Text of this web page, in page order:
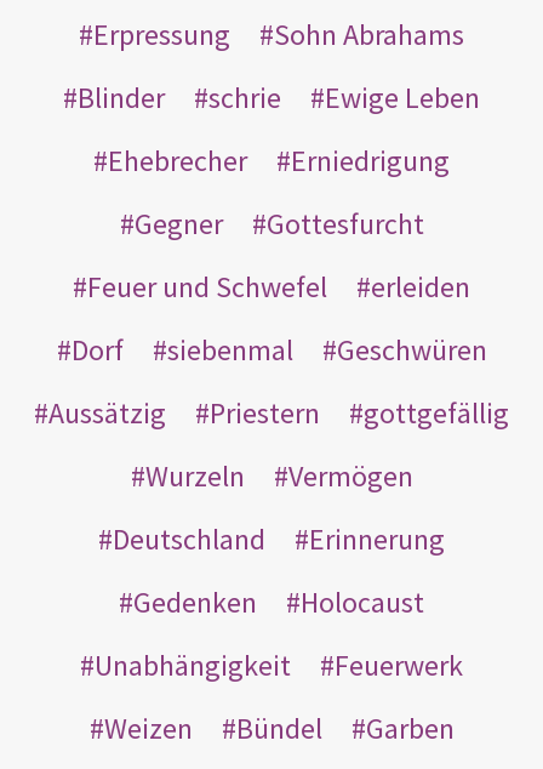
Erpressung
Sohn Abrahams
Blinder
schrie
Ewige Leben
Ehebrecher
Erniedrigung
Gegner
Gottesfurcht
Feuer und Schwefel
erleiden
Dorf
siebenmal
Geschwüren
Aussätzig
Priestern
gottgefällig
Wurzeln
Vermögen
Deutschland
Erinnerung
Gedenken
Holocaust
Unabhängigkeit
Feuerwerk
Weizen
Bündel
Garben